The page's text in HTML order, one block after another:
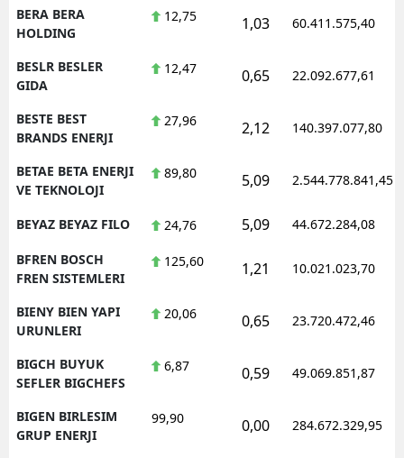
BERA BERA
HOLDING
12,75 1,03 60.411.575,40
BESLR BESLER
GIDA
12,47 0,65 22.092.677,61
BESTE BEST
BRANDS ENERJI
27,96 2,12 140.397.077,80
BETAE BETA ENERJI
VE TEKNOLOJI
89,80 5,09 2.544.778.841,45
BEYAZ BEYAZ FILO 24,76 5,09 44.672.284,08
BFREN BOSCH
FREN SISTEMLERI
125,60 1,21 10.021.023,70
BIENY BIEN YAPI
URUNLERI
20,06 0,65 23.720.472,46
BIGCH BUYUK
SEFLER BIGCHEFS
6,87 0,59 49.069.851,87
BIGEN BIRLESIM
GRUP ENERJI
99,90 0,00 284.672.329,95